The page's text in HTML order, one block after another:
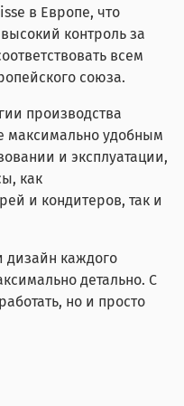
в Европе, что
контроль за
всем
союза.
производства
максимально удобным
и эксплуатации,
как
и кондитеров, так и
дизайн каждого
детально. С
но и просто